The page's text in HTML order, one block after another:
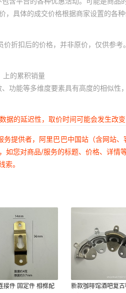
具体的成交价格根据商家设置的各
折扣后的价格，并非原价，仅供参考。
上的累积销量
功能等多维度要素具有高度的相似性
的延迟性，取价时间可能会发生改
提供者，阿里巴巴中国站（含网站
您对商品/服务的标题、价格、详
。
接件 固定件 相框配
新款咖啡馆酒吧复